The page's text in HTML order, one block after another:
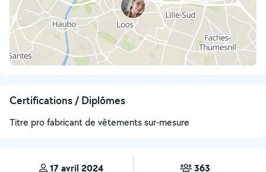
Certifications / Diplômes
Titre pro fabricant de vêtements sur-mesure
17 avril 2024 363